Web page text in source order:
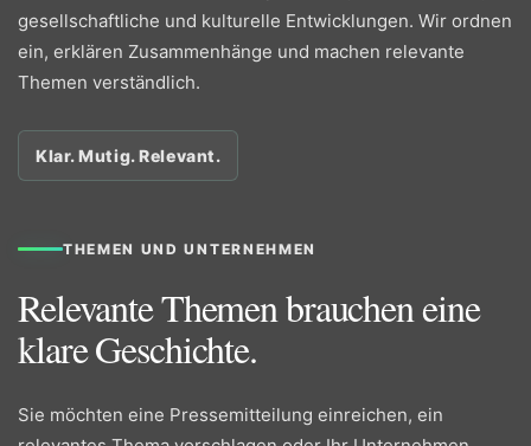
gesellschaftliche und kulturelle Entwicklungen. Wir ordnen
ein, erklären Zusammenhänge und machen relevante
Themen verständlich.
Klar. Mutig. Relevant.
THEMEN UND UNTERNEHMEN
Relevante Themen brauchen eine
klare Geschichte.
Sie möchten eine Pressemitteilung einreichen, ein